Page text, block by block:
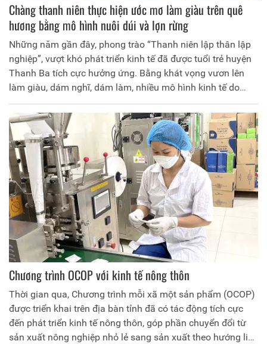
Chàng thanh niên thực hiện ước mơ làm giàu trên quê
hương bằng mô hình nuôi dúi và lợn rừng
Những năm gần đây, phong trào “Thanh niên lập thân lập
nghiệp”, vượt khó phát triển kinh tế đã được tuổi trẻ huyện
Thanh Ba tích cực hưởng ứng. Bằng khát vọng vươn lên
làm giàu, dám nghĩ, dám làm, nhiều mô hình kinh tế do
thanh niên làm chủ bước đầu đã cho hiệu quả. Mô hình
nuôi dúi và lợn rừng của anh Vũ Quốc Đạt ở xã Hoàng
Cương là một trong số những mô hình thanh niên tiêu biểu
làm kinh tế giỏi, góp phần tích cực trong phát triển nông
nghiệp và xây dựng Nông thôn mới.
Chương trình OCOP với kinh tế nông thôn
Thời gian qua, Chương trình mỗi xã một sản phẩm (OCOP)
được triển khai trên địa bàn tỉnh đã có tác động tích cực
đến phát triển kinh tế nông thôn, góp phần chuyển đổi từ
sản xuất nông nghiệp nhỏ lẻ sang sản xuất theo hướng liên